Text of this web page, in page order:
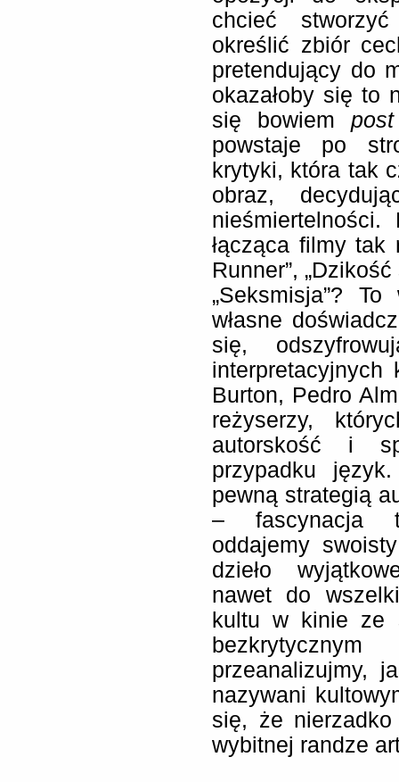
chcieć
określić zbiór
pretendujący do
okazałoby się to
się bowiem
powstaje po
krytyki, która tak
obraz,
łącząca filmy tak
Runner”,
„Seksmisja”?
własne
się,
interpretacyjnych
Burton, Pedro
reżyserzy,
autorskość i
przypadku
pewną strategią
– fascynacja
oddajemy
dzieło
nawet do
kultu w kinie ze
przeanalizujmy,
nazywani
się, że
wybitnej randze